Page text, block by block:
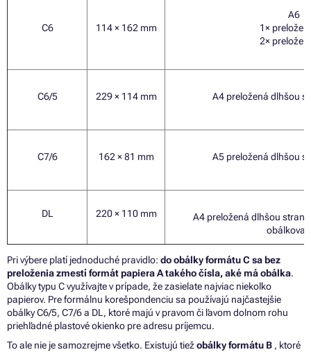
C6 114 × 162 mm
A6
1×
2×
C6/5 229 × 114 mm A4 preložená dlhšou
C7/6 162 × 81 mm A5 preložená dlhšou
DL 220 × 110 mm A4 preložená dlhšou
Pri výbere platí jednoduché pravidlo: do obálky formátuC sa bez
preloženia zmestí formát papieraAtakého čísla, akémáobálka.
Obálky typu Cvyužívajtevprípade, žezasielate najviac niekoľko
papierov. Pre formálnu korešpondenciu sa používajú najčastejšie
obálky C6/5, C7/6a DL, ktoré majú vpravomči ľavom dolnom rohu
priehľadné plastové okienko pre adresu príjemcu.
To ale nie je samozrejme všetko. Existujú tiežobálky formátu B , ktoré